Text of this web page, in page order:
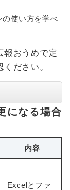
使い方を学べ
おうめで定
ださい。
になる場合
内容
Excelとファ